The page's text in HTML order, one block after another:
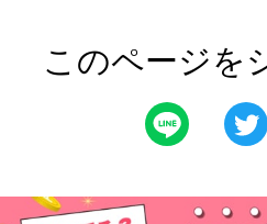
このページ